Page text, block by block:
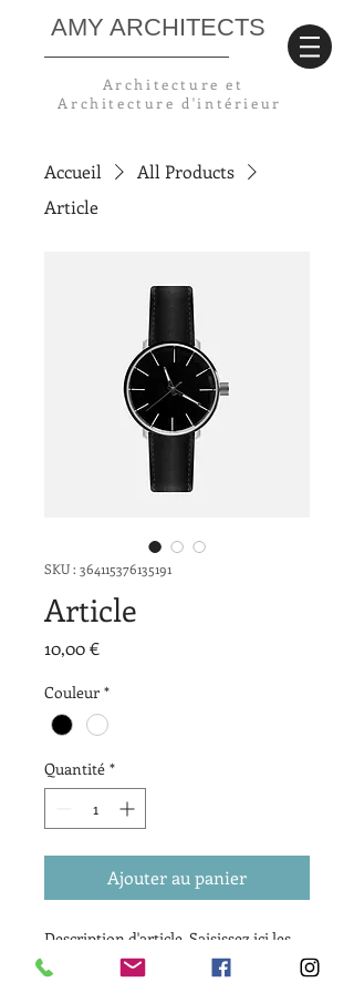
AMY ARCHITECTS
Architecture et
Architectured'intérieur
Accueil
All Products
Article
SKU : 364115376135191
Article
10,00 €Prix
Couleur *
Quantité *
Ajouter au panier
Description d'article. Saisissez ici les
caractéristiques de l'article : taille,
matière et autres informations utiles.